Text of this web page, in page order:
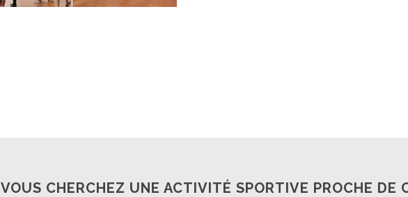
VOUS CHERCHEZ UNE ACTIVITÉ SPORTIVE PROCHE DE